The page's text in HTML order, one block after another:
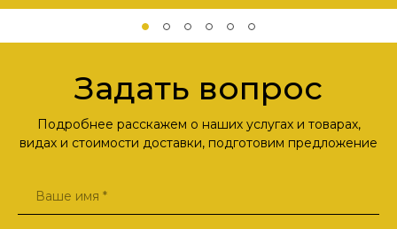
Задать вопрос
Подробнее расскажем о наших услугах и товарах,
видах и стоимости доставки, подготовим предложение